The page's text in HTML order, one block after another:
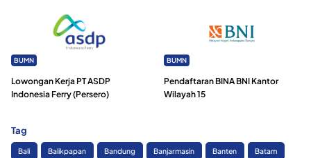
BUMN
Lowongan Kerja PT ASDP
Indonesia Ferry (Persero)
BUMN
Pendaftaran BINA BNI Kantor
Wilayah 15
Tag
Bali Balikpapan Bandung Banjarmasin Banten Batam